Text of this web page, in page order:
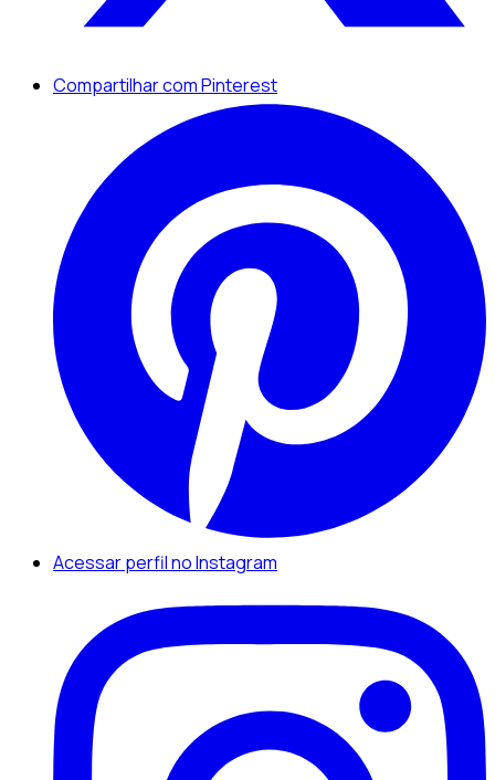
Compartilhar com Pinterest
Acessar perfil no Instagram